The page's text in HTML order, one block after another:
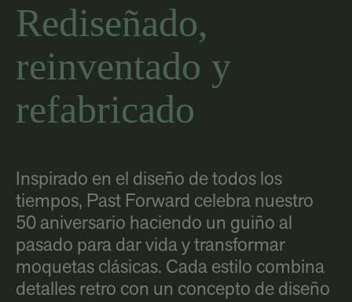
Rediseñado,
reinventado y
refabricado
Inspirado en el diseño de todos los
tiempos, Past Forward celebra nuestro
50 aniversario haciendo un guiño al
pasado para dar vida y transformar
moquetas clásicas. Cada estilo combina
detalles retro con un concepto de diseño